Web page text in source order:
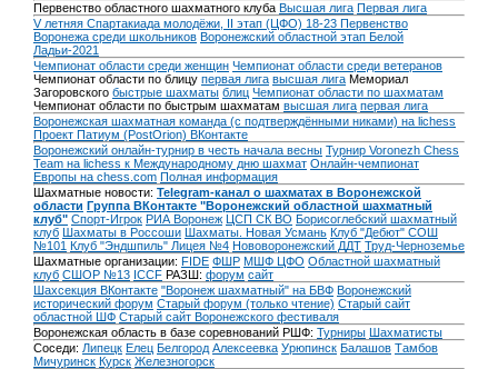
Первенство областного шахматного клуба Высшая лига Первая лига
V летняя Спартакиада молодёжи, II этап (ЦФО) 18-23 Первенство
Воронежа среди школьников Воронежский областной этап Белой
Ладьи-2021
Чемпионат области среди женщин Чемпионат области среди ветеранов
Чемпионат области по блицу первая лига высшая лига Мемориал
Загоровского быстрые шахматы блиц Чемпионат области по шахматам
Чемпионат области по быстрым шахматам высшая лига первая лига
Воронежская шахматная команда (с подтверждёнными никами) на lichess
Проект Патиум (PostOrion) ВКонтакте
Воронежский онлайн-турнир в честь начала весны Турнир Voronezh Chess
Team на lichess к Международному дню шахмат Онлайн-чемпионат
Европы на chess.com Полная информация
Шахматные новости: Telegram-канал о шахматах в Воронежской
области Группа ВКонтакте "Воронежский областной шахматный
клуб" Спорт-Игрок РИА Воронеж ЦСП СК ВО Борисоглебский шахматный
клуб Шахматы в Россоши Шахматы. Новая Усмань Клуб "Дебют" СОШ
№101 Клуб "Эндшпиль" Лицея №4 Нововоронежский ДДТ Труд-Черноземье
Шахматные организации: FIDE ФШР МШФ ЦФО Областной шахматный
клуб СШОР №13 ICCF РАЗШ: форум сайт
Шахсекция ВКонтакте "Воронеж шахматный" на БВФ Воронежский
исторический форум Cтарый форум (только чтение) Старый сайт
областной ШФ Старый сайт Воронежского фестиваля
Воронежская область в базе соревнований РШФ: Турниры Шахматисты
Соседи: Липецк Елец Белгород Алексеевка Урюпинск Балашов Тамбов
Мичуринск Курск Железногорск